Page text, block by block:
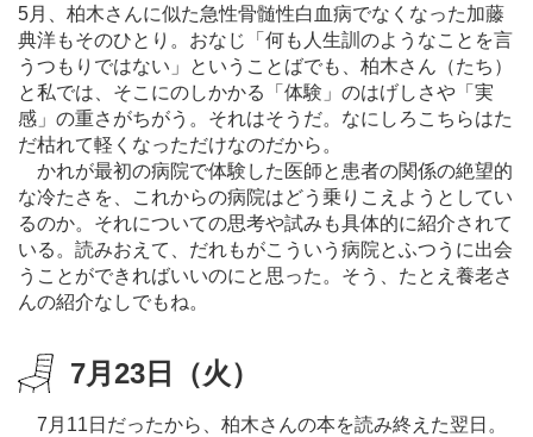
5月、柏木さんに似た急性骨髄性白血病でなくなった加藤
典洋もそのひとり。おなじ「何も人生訓のようなことを言
うつもりではない」ということばでも、柏木さん（たち）
と私では、そこにのしかかる「体験」のはげしさや「実
感」の重さがちがう。それはそうだ。なにしろこちらはた
だ枯れて軽くなっただけなのだから。
かれが最初の病院で体験した医師と患者の関係の絶望的
な冷たさを、これからの病院はどう乗りこえようとしてい
るのか。それについての思考や試みも具体的に紹介されて
いる。読みおえて、だれもがこういう病院とふつうに出会
うことができればいいのにと思った。そう、たとえ養老さ
んの紹介なしでもね。
7月23日（火）
7月11日だったから、柏木さんの本を読み終えた翌日。